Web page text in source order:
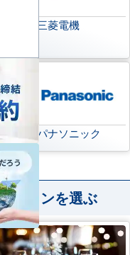
)
三菱電機
パナソニック
アコンを選ぶ